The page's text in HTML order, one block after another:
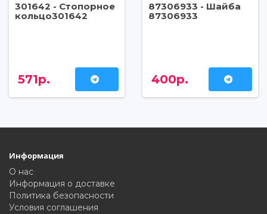
301642 - Стопорное
кольцо301642
571р.
87306933 - Шайба
87306933
400р.
Информация
О нас
Информация о доставке
Политика безопасности
Условия соглашения